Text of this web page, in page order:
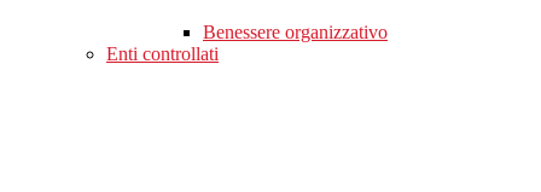
Benessere organizzativo
Enti controllati